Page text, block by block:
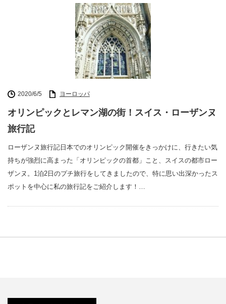
2020/6/5 ヨーロッパ
オリンピックとレマン湖の街！スイス・ローザンヌ
旅行記
ローザンヌ旅行記日本でのオリンピック開催をきっかけに、行きたい気
持ちが強烈に高まった「オリンピックの首都」こと、スイスの都市ロー
ザンヌ。1泊2日のプチ旅行をしてきましたので、特に思い出深かったス
ポットを中心に私の旅行記をご紹介します！…